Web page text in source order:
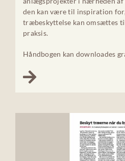
den kan være til inspiration
træbeskyttelse kan omsættes
praksis.
Håndbogen kan downloades